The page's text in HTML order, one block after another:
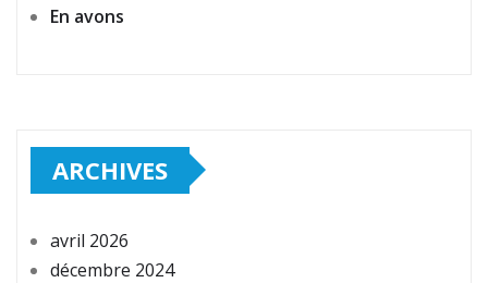
En avons
ARCHIVES
avril 2026
décembre 2024